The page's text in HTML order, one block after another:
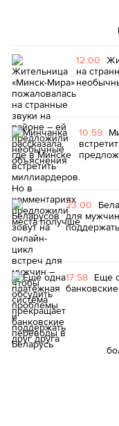
12:00
на
10:59
23:00
для
17:58 Еще